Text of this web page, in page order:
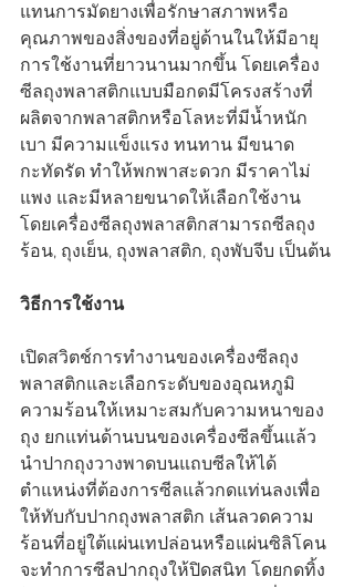
แทนการมัดยางเพื่อรักษาสภาพหรือ
คุณภาพของสิ่งของที่อยู่ด้านในให้มีอายุ
การใช้งานที่ยาวนานมากขึ้น โดยเครื่อง
ซีลถุงพลาสติกแบบมือกดมีโครงสร้างที่
ผลิตจากพลาสติกหรือโลหะที่มีน้ำหนัก
เบา มีความแข็งแรง ทนทาน มีขนาด
กะทัดรัด ทำให้พกพาสะดวก มีราคาไม่
แพง และมีหลายขนาดให้เลือกใช้งาน
โดยเครื่องซีลถุงพลาสติกสามารถซีลถุง
ร้อน, ถุงเย็น, ถุงพลาสติก, ถุงพับจีบ เป็นต้น
วิธีการใช้งาน
เปิดสวิตช์การทำงานของเครื่องซีลถุง
พลาสติกและเลือกระดับของอุณหภูมิ
ความร้อนให้เหมาะสมกับความหนาของ
ถุง ยกแท่นด้านบนของเครื่องซีลขึ้นแล้ว
นำปากถุงวางพาดบนแถบซีลให้ได้
ตำแหน่งที่ต้องการซีลแล้วกดแท่นลงเพื่อ
ให้ทับกับปากถุงพลาสติก เส้นลวดความ
ร้อนที่อยู่ใต้แผ่นเทปล่อนหรือแผ่นซิลิโคน
จะทำการซีลปากถุงให้ปิดสนิท โดยกดทิ้ง